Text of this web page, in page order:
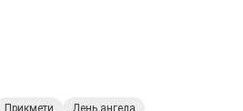
Прикмети День ангела